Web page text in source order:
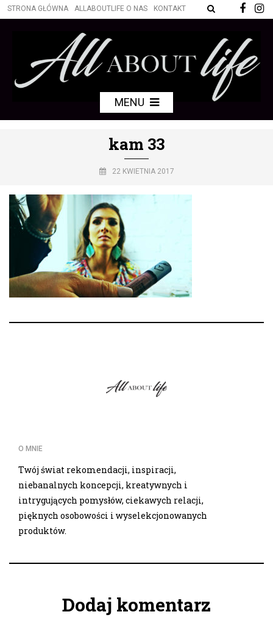
STRONA GŁÓWNA ALLABOUTLIFE O NAS KONTAKT
MENU
kam 33
22 KWIETNIA 2017
O MNIE
Twój świat rekomendacji, inspiracji,
niebanalnych koncepcji, kreatywnych i
intrygujących pomysłów, ciekawych relacji,
pięknych osobowości i wyselekcjonowanych
produktów.
Dodaj komentarz